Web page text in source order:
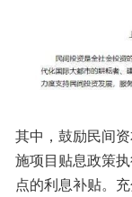
其中，鼓励民间
施项目贴息政策
点的利息补贴。